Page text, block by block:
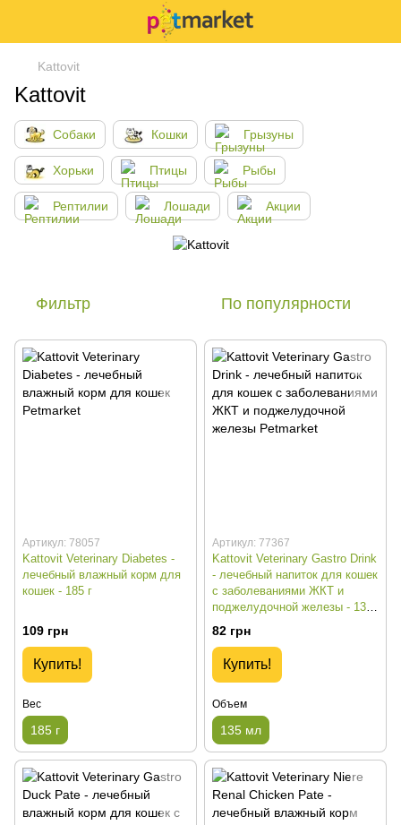
Kattovit
Kattovit
Собаки Кошки Грызуны
Хорьки Птицы Рыбы
Рептилии Лошади Акции
Фильтр По популярности
Артикул: 78057
Kattovit Veterinary Diabetes -
лечебный влажный корм для
кошек - 185 г
109 грн
Купить!
Вес
185 г
Артикул: 77367
Kattovit Veterinary Gastro Drink
- лечебный напиток для кошек
с заболеваниями ЖКТ и
поджелудочной железы - 135
мл
82 грн
Купить!
Объем
135 мл